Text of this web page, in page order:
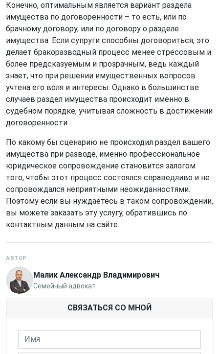
Конечно, оптимальным является вариант раздела
имущества по договоренности – то есть, или по
брачному договору, или по договору о разделе
имущества. Если супруги способны договориться, это
делает бракоразводный процесс менее стрессовым и
более предсказуемым и прозрачным, ведь каждый
знает, что при решении имущественных вопросов
учтена его воля и интересы. Однако в большинстве
случаев раздел имущества происходит именно в
судебном порядке, учитывая сложность в достижении
договоренности.
По какому бы сценарию не происходил раздел вашего
имущества при разводе, именно профессиональное
юридическое сопровождение становится залогом
того, чтобы этот процесс состоялся справедливо и не
сопровождался неприятными неожиданностями.
Поэтому если вы нуждаетесь в таком сопровождении,
вы можете заказать эту услугу, обратившись по
контактным данным на сайте.
АВТОР
Малик Александр Владимирович
Семейный адвокат
СВЯЗАТЬСЯ СО МНОЙ
Имя